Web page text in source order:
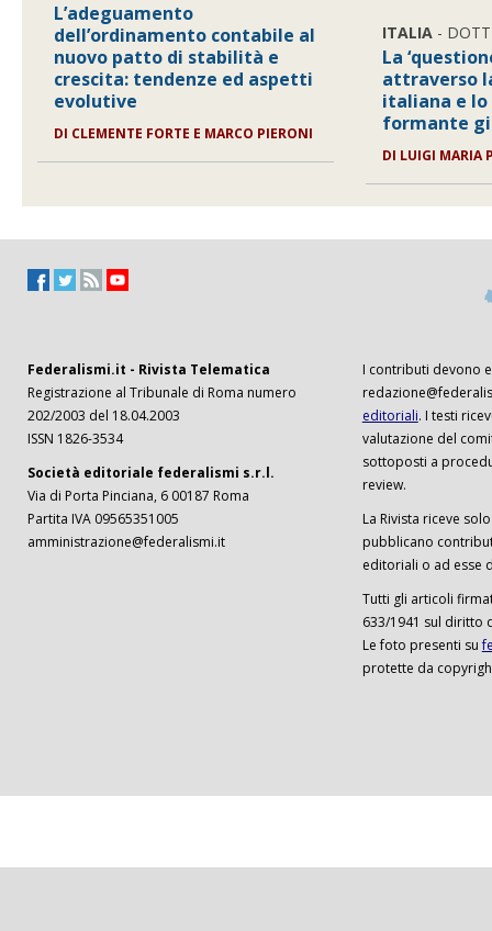
L’adeguamento
dell’ordinamento contabile al
nuovo patto di stabilità e
crescita: tendenze ed aspetti
evolutive
DI CLEMENTE FORTE E MARCO PIERONI
ITALIA -
La
attraverso
italiana e lo
formante
DI LUIGI MARIA
Federalismi.it - Rivista Telematica
Registrazione al Tribunale di Roma numero
202/2003 del 18.04.2003
ISSN 1826-3534
Società editoriale federalismi s.r.l.
Via di Porta Pinciana, 6 00187 Roma
Partita IVA 09565351005
amministrazione@federalismi.it
I contributi devono
editoriali. I testi
valutazione del
sottoposti a
review.
La Rivista riceve
pubblicano
editoriali o ad esse
Tutti gli articoli
633/1941 sul diritto
Le foto presenti su
protette da